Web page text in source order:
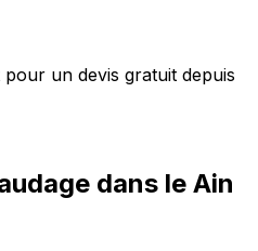
un devis gratuit depuis
dans le Ain